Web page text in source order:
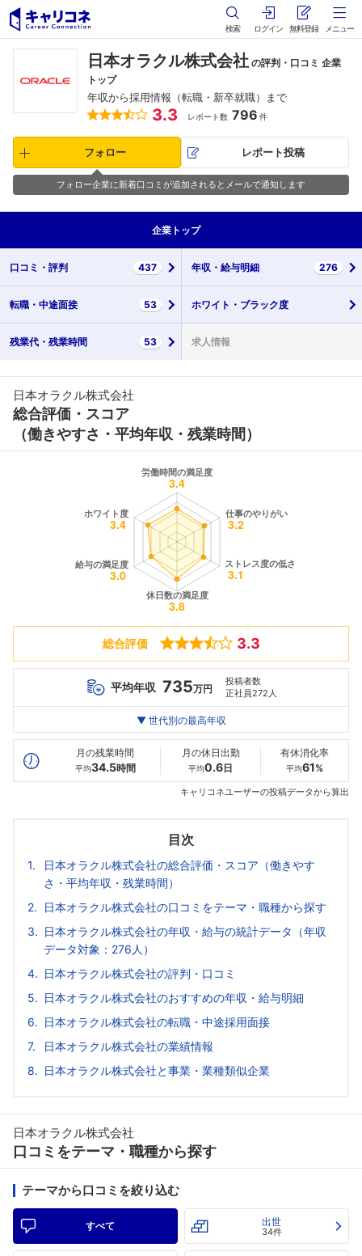
検索 ログイン 無料登録 メニュー
日本オラクル株式会社 の評判・口コミ 企業
トップ
年収から採用情報（転職・新卒就職）まで
3.3 レポート数 796 件
フォロー レポート投稿
フォロー企業に新着口コミが追加されるとメールで通知します
企業 トップ
口コミ・ 評判 437 年収・ 給与明細 276
転職・ 中途面接 53 ホワイト・ ブラック度
残業代・ 残業時間 53 求人情報
日本オラクル株式会社
総合評価・スコア
（働きやすさ・平均年収・残業時間）
総合評価 3.3
平均年収 735万円
投稿者数
正社員272人
最高年収
20代
984万
30代
1444万
1700万
▼ 世代別の最高年収
月の残業時間
平均34.5時間
月の休日出勤
平均0.6日
有休消化率
平均61%
キャリコネユーザーの投稿データから算出
目次
日本オラクル株式会社の総合評価・スコア（働きやす
さ・平均年収・残業時間）
日本オラクル株式会社の口コミをテーマ・職種から探す
日本オラクル株式会社の年収・給与の統計データ（年収
データ対象：276人）
日本オラクル株式会社の評判・口コミ
日本オラクル株式会社のおすすめの年収・給与明細
日本オラクル株式会社の転職・中途採用面接
日本オラクル株式会社の業績情報
日本オラクル株式会社と事業・業種類似企業
日本オラクル株式会社
口コミをテーマ・職種から探す
テーマから口コミを絞り込む
すべて 出世
34件